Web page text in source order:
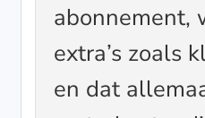
abonnement,
extra’s zoals
en dat